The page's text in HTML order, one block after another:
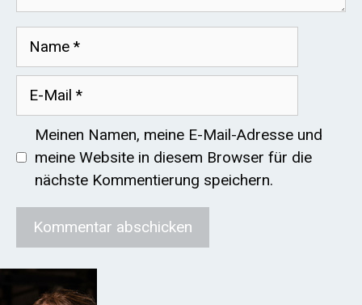
Meinen Namen, meine E-Mail-Adresse und
meine Website in diesem Browser für die
nächste Kommentierung speichern.